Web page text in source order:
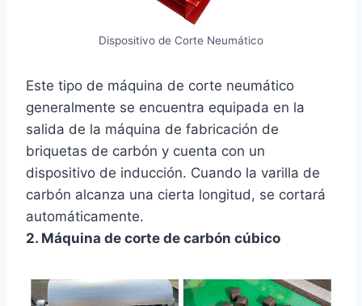
Dispositivo de Corte Neumático
Este tipo de máquina de corte neumático
generalmente se encuentra equipada en la
salida de la máquina de fabricación de
briquetas de carbón y cuenta con un
dispositivo de inducción. Cuando la varilla de
carbón alcanza una cierta longitud, se cortará
automáticamente.
2. Máquina de corte de carbón cúbico